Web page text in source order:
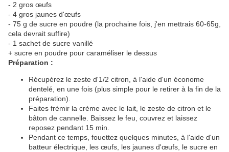
- 2 gros œufs
- 4 gros jaunes d'œufs
- 75 g de sucre en poudre (la prochaine fois, j'en mettrais 60-65g,
cela devrait suffire)
- 1 sachet de sucre vanillé
+ sucre en poudre pour caraméliser le dessus
Préparation :
Récupérez le zeste d'1/2 citron, à l'aide d'un économe
dentelé, en une fois (plus simple pour le retirer à la fin de la
préparation).
Faites frémir la crème avec le lait, le zeste de citron et le
bâton de cannelle. Baissez le feu, couvrez et laissez
reposez pendant 15 min.
Pendant ce temps, fouettez quelques minutes, à l'aide d'un
batteur électrique, les œufs, les jaunes d'œufs, le sucre en